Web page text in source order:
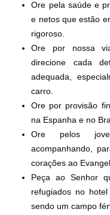
Ore pela saúde e
e netos que estão
rigoroso.
Ore por nossa
direcione cada
adequada,
carro.
Ore por provisão
na Espanha e no
Ore pelos
acompanhando,
corações ao
Peça ao Senhor
refugiados no
sendo um campo